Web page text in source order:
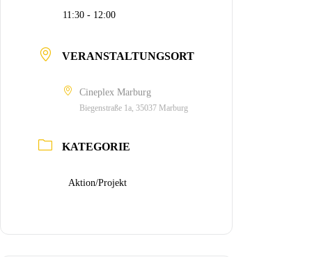
11:30 - 12:00
VERANSTALTUNGSORT
Cineplex Marburg
Biegenstraße 1a, 35037 Marburg
KATEGORIE
Aktion/Projekt